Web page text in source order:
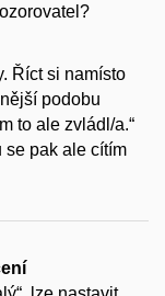
Říct si namísto
podobu
to ale zvládl/a.“
se pak ale cítím